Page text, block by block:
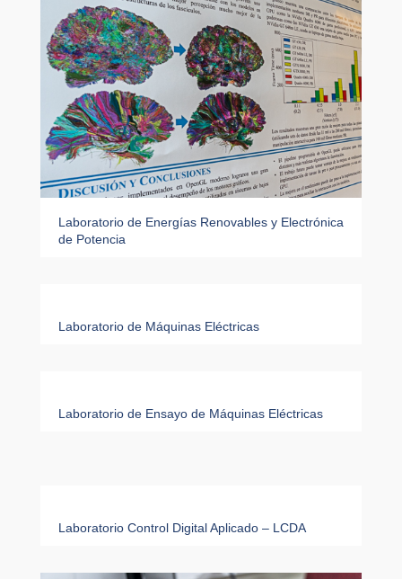
Laboratorio de Energías Renovables y Electrónica
de Potencia
Laboratorio de Máquinas Eléctricas
Laboratorio de Ensayo de Máquinas Eléctricas
Laboratorio Control Digital Aplicado – LCDA